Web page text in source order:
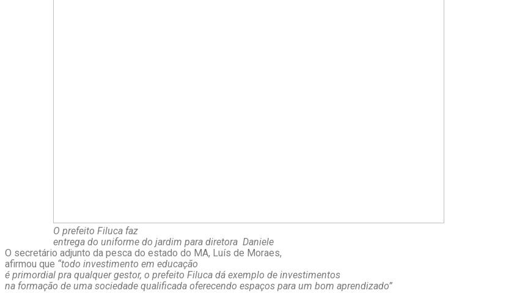
O prefeito Filuca faz
entrega do uniforme do jardim para diretora Daniele
O secretário adjunto da pesca do estado do MA, Luís de Moraes,
afirmou que “todo investimento em educação
é primordial pra qualquer gestor, o prefeito Filuca dá exemplo de investimentos
na formação de uma sociedade qualificada oferecendo espaços para um bom aprendizado”